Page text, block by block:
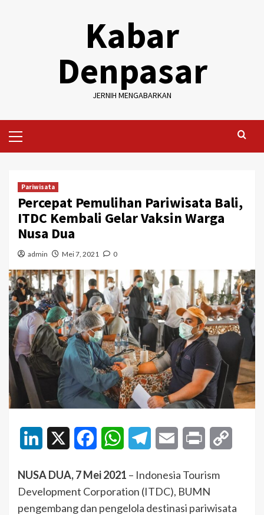
Kabar
Denpasar
JERNIH MENGABARKAN
Menu
Pariwisata
Percepat Pemulihan Pariwisata Bali,
ITDC Kembali Gelar Vaksin Warga
Nusa Dua
admin Mei 7, 2021 0
LinkedIn FacebookWhatsAppTelegramEmail Print
NUSA DUA, 7 Mei 2021 – Indonesia Tourism
Development Corporation (ITDC), BUMN
pengembang dan pengelola destinasi pariwisata